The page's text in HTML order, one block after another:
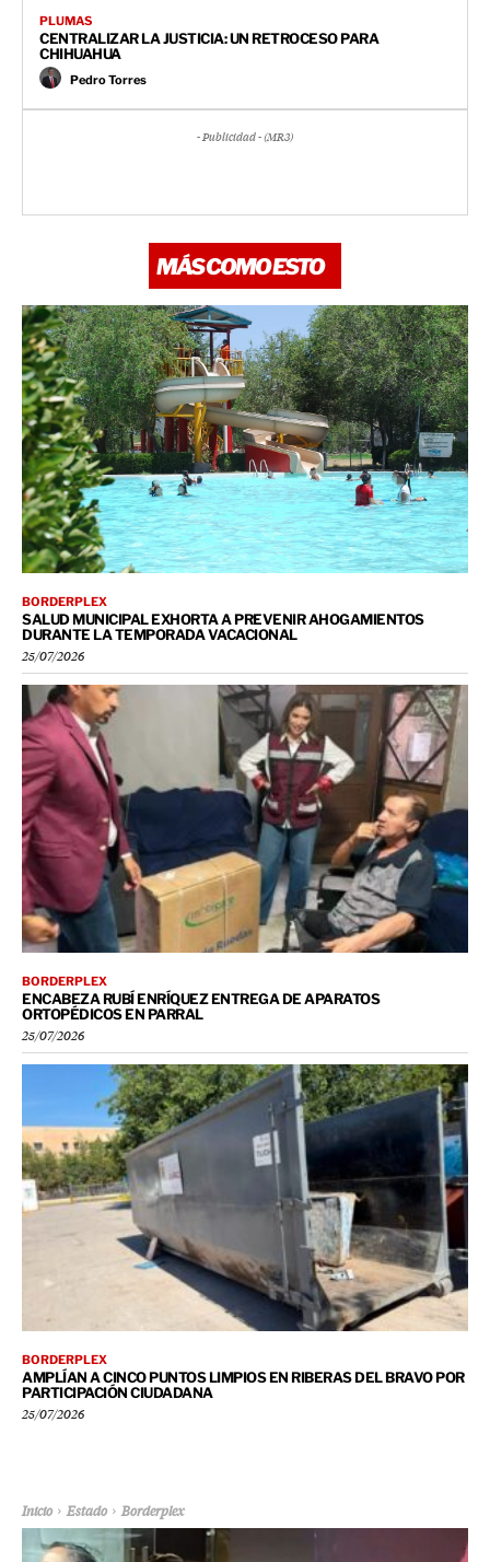
PLUMAS
CENTRALIZAR LA JUSTICIA: UN RETROCESO PARA
CHIHUAHUA
Pedro Torres
- Publicidad - (MR3)
MÁS COMO ESTO
BORDERPLEX
SALUD MUNICIPAL EXHORTA A PREVENIR AHOGAMIENTOS
DURANTE LA TEMPORADA VACACIONAL
25/07/2026
BORDERPLEX
ENCABEZA RUBÍ ENRÍQUEZ ENTREGA DE APARATOS
ORTOPÉDICOS EN PARRAL
25/07/2026
BORDERPLEX
AMPLÍAN A CINCO PUNTOS LIMPIOS EN RIBERAS DEL BRAVO POR
PARTICIPACIÓN CIUDADANA
25/07/2026